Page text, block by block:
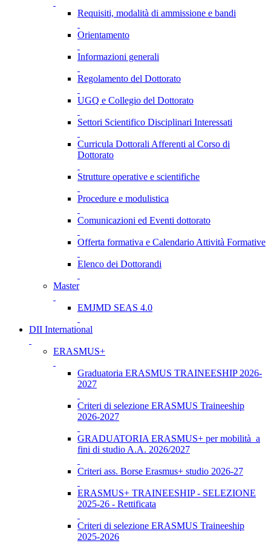
Requisiti, modalità di ammissione e bandi
Orientamento
Informazioni generali
Regolamento del Dottorato
UGQ e Collegio del Dottorato
Settori Scientifico Disciplinari Interessati
Curricula Dottorali Afferenti al Corso di
Dottorato
Strutture operative e scientifiche
Procedure e modulistica
Comunicazioni ed Eventi dottorato
Offerta formativa e Calendario Attività Formative
Elenco dei Dottorandi
Master
EMJMD SEAS 4.0
DII International
ERASMUS+
Graduatoria ERASMUS TRAINEESHIP 2026-
2027
Criteri di selezione ERASMUS Traineeship
2026-2027
GRADUATORIA ERASMUS+ per mobilità a
fini di studio A.A. 2026/2027
Criteri ass. Borse Erasmus+ studio 2026-27
ERASMUS+ TRAINEESHIP - SELEZIONE
2025-26 - Rettificata
Criteri di selezione ERASMUS Traineeship
2025-2026